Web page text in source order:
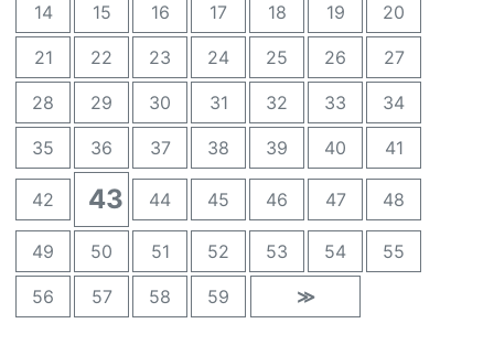
14 15 16 17 18 19 20
21 22 23 24 25 26 27
28 29 30 31 32 33 34
35 36 37 38 39 40 41
42 43 44 45 46 47 48
49 50 51 52 53 54 55
56 57 58 59 ≫